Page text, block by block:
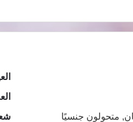
متحولون جنسيًا